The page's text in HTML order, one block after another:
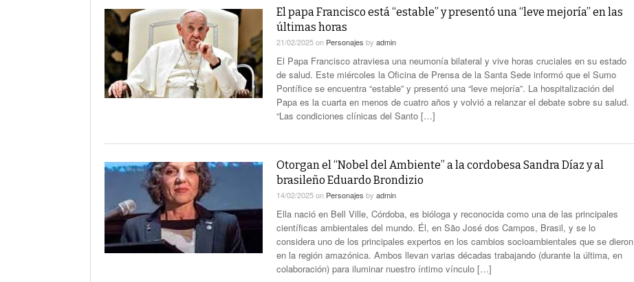
El papa Francisco está “estable” y presentó una “leve mejoría” en las
últimas horas
21/02/2025on Personajes by admin
El Papa Francisco atraviesa una neumonía bilateral y vive horas cruciales en su estado
de salud. Este miércoles la Oficina de Prensa de la Santa Sede informó que el Sumo
Pontífice se encuentra “estable” y presentó una “leve mejoría”. La hospitalización del
Papa es la cuarta en menos de cuatro años y volvió a relanzar el debate sobre su salud.
“Las condiciones clínicas del Santo […]
Otorgan el “Nobel del Ambiente” a la cordobesa Sandra Díaz y al
brasileño Eduardo Brondizio
14/02/2025on Personajes by admin
Ella nació en Bell Ville, Córdoba, es bióloga y reconocida como una de las principales
científicas ambientales del mundo. Él, en São José dos Campos, Brasil, y se lo
considera uno de los principales expertos en los cambios socioambientales que se dieron
en la región amazónica. Ambos llevan varias décadas trabajando (durante la última, en
colaboración) para iluminar nuestro íntimo vínculo […]